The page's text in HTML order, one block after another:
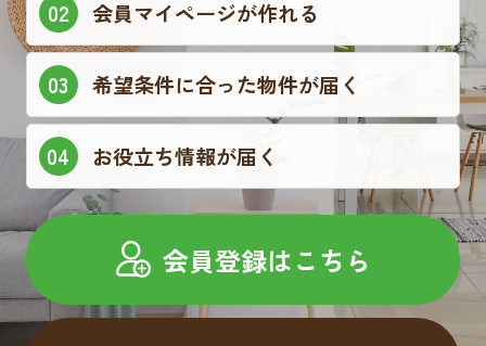
会員マイページが作れる
希望条件に合った物件が届く
お役立ち情報が届く
会員登録はこちら